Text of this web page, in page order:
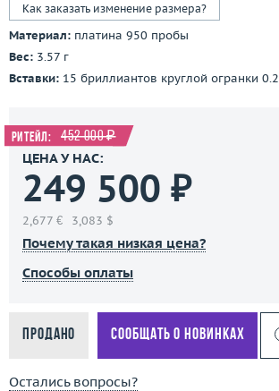
Как заказать изменение размера?
Материал: платина 950 пробы
Вес: 3.57 г
Вставки: 15 бриллиантов круглой огранки
Ритейл: 452 000 ₽
ЦЕНА У НАС:
249 500 ₽
2,677 € 3,083 $
Почему такая низкая цена?
Способы оплаты
Продано Сообщать о новинках
Остались вопросы?